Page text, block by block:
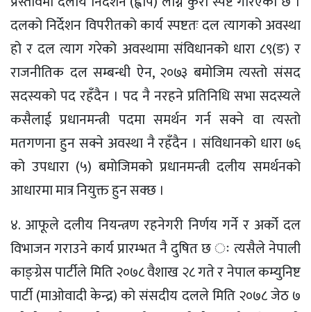
दलको निर्देशन विपरीतको कार्य स्पष्टतः दल त्यागको अवस्था
हो र दल त्याग गरेको अवस्थामा संविधानको धारा ८९(ङ) र
राजनीतिक दल सम्बन्धी ऐन, २०७३ बमोजिम त्यस्तो संसद
सदस्यको पद रहँदैन । पद नै नरहने प्रतिनिधि सभा सदस्यले
कसैलाई प्रधानमन्त्री पदमा समर्थन गर्न सक्ने वा त्यस्तो
मतगणना हुन सक्ने अवस्था नै रहँदैन । संविधानको धारा ७६
को उपधारा (५) बमोजिमको प्रधानमन्त्री दलीय समर्थनको
आधारमा मात्र नियुक्त हुन सक्छ ।
४. आफूले दलीय नियन्त्रण रहनेगरी निर्णय गर्ने र अर्को दल
विभाजन गराउने कार्य प्रारम्भत नै दुषित छ ः त्यसैले नेपाली
काङ्ग्रेस पार्टीले मिति २०७८ वैशाख २८ गते र नेपाल कम्युनिष्ट
पार्टी (माओवादी केन्द्र) को संसदीय दलले मिति २०७८ जेठ ७